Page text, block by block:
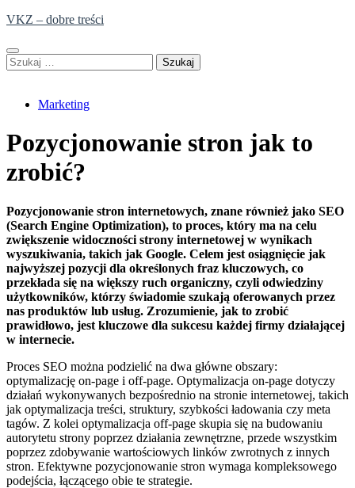
Skip
content
VKZ – dobre treści
Szukaj:
Marketing
Pozycjonowanie stron jak to
zrobić?
Pozycjonowanie stron internetowych, znane również jako SEO
(Search Engine Optimization), to proces, który ma na celu
zwiększenie widoczności strony internetowej w wynikach
wyszukiwania, takich jak Google. Celem jest osiągnięcie jak
najwyższej pozycji dla określonych fraz kluczowych, co
przekłada się na większy ruch organiczny, czyli odwiedziny
użytkowników, którzy świadomie szukają oferowanych przez
nas produktów lub usług. Zrozumienie, jak to zrobić
prawidłowo, jest kluczowe dla sukcesu każdej firmy działającej
w internecie.
Proces SEO można podzielić na dwa główne obszary:
optymalizację on-page i off-page. Optymalizacja on-page dotyczy
działań wykonywanych bezpośrednio na stronie internetowej, takich
jak optymalizacja treści, struktury, szybkości ładowania czy meta
tagów. Z kolei optymalizacja off-page skupia się na budowaniu
autorytetu strony poprzez działania zewnętrzne, przede wszystkim
poprzez zdobywanie wartościowych linków zwrotnych z innych
stron. Efektywne pozycjonowanie stron wymaga kompleksowego
podejścia, łączącego obie te strategie.